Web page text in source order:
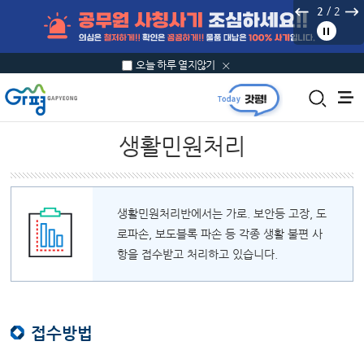
2 / 2
오늘 하루 열지않기
생활민원처리
생활민원처리반에서는 가로. 보안등 고장, 도
로파손, 보도블록 파손 등 각종 생활 불편 사
항을 접수받고 처리하고 있습니다.
접수방법